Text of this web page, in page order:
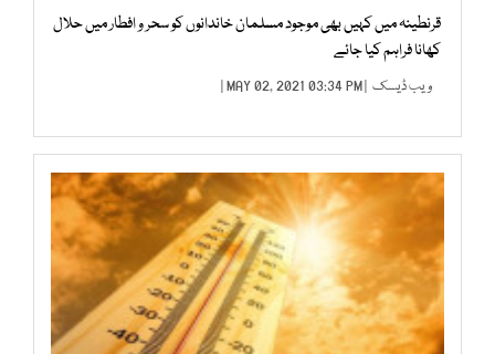
قرنطینہ میں کہیں بھی موجود مسلمان خاندانوں کو سحر و افطار میں حلال
کھانا فراہم کیا جائے
ویب ڈیسک | MAY 02, 2021 03:34 PM |